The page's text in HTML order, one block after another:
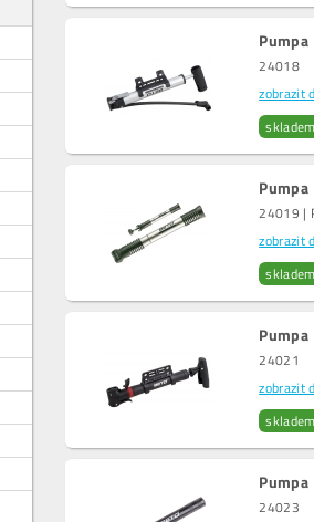
Pumpa
24018
zobrazit
skladem
Pumpa
24019 |
zobrazit
skladem
Pumpa
24021
zobrazit
skladem
Pumpa
24023